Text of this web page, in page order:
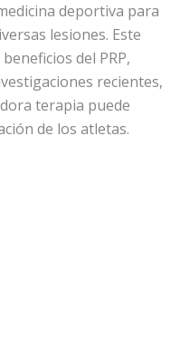
deportiva para
lesiones. Este
del PRP,
recientes,
terapia puede
de los atletas.